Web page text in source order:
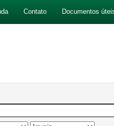
Contato Documentos